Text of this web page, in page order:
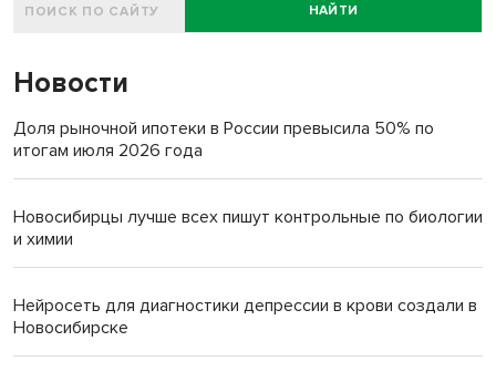
НАЙТИ
Новости
Доля рыночной ипотеки в России превысила 50% по
итогам июля 2026 года
Новосибирцы лучше всех пишут контрольные по биологии
и химии
Нейросеть для диагностики депрессии в крови создали в
Новосибирске